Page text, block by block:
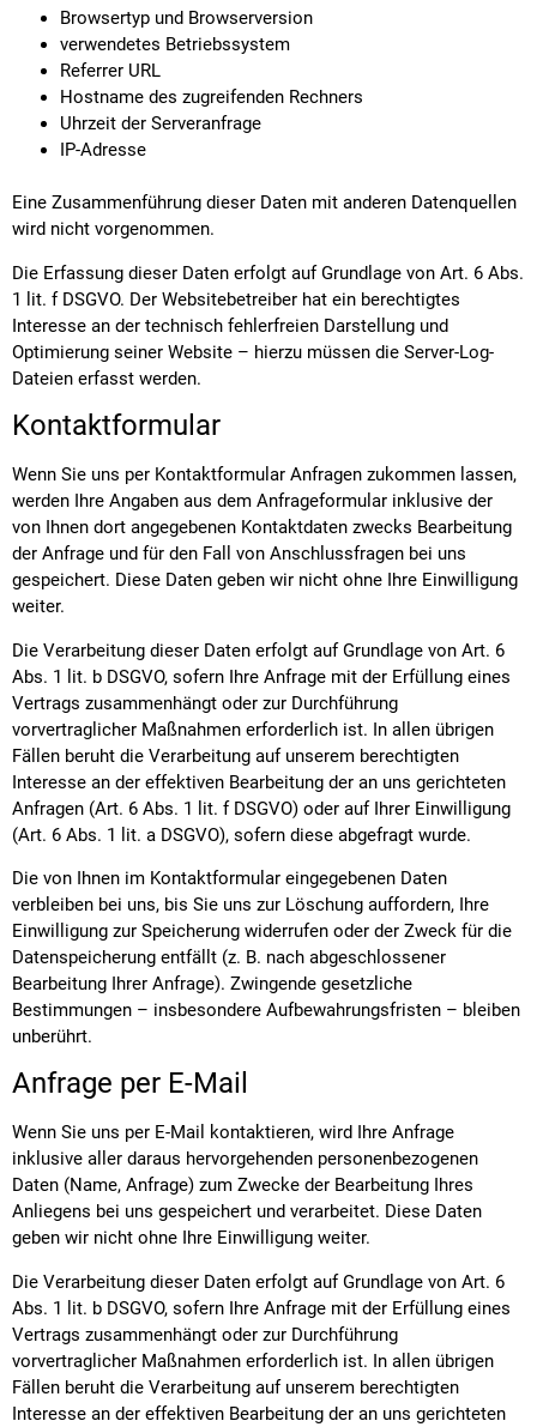
Browsertyp und Browserversion
verwendetes Betriebssystem
Referrer URL
Hostname des zugreifenden Rechners
Uhrzeit der Serveranfrage
IP-Adresse
Eine Zusammenführung dieser Daten mit anderen Datenquellen
wird nicht vorgenommen.
Die Erfassung dieser Daten erfolgt auf Grundlage von Art. 6 Abs.
1 lit. f DSGVO. Der Websitebetreiber hat ein berechtigtes
Interesse an der technisch fehlerfreien Darstellung und
Optimierung seiner Website – hierzu müssen die Server-Log-
Dateien erfasst werden.
Kontaktformular
Wenn Sie uns per Kontaktformular Anfragen zukommen lassen,
werden Ihre Angaben aus dem Anfrageformular inklusive der
von Ihnen dort angegebenen Kontaktdaten zwecks Bearbeitung
der Anfrage und für den Fall von Anschlussfragen bei uns
gespeichert. Diese Daten geben wir nicht ohne Ihre Einwilligung
weiter.
Die Verarbeitung dieser Daten erfolgt auf Grundlage von Art. 6
Abs. 1 lit. b DSGVO, sofern Ihre Anfrage mit der Erfüllung eines
Vertrags zusammenhängt oder zur Durchführung
vorvertraglicher Maßnahmen erforderlich ist. In allen übrigen
Fällen beruht die Verarbeitung auf unserem berechtigten
Interesse an der effektiven Bearbeitung der an uns gerichteten
Anfragen (Art. 6 Abs. 1 lit. f DSGVO) oder auf Ihrer Einwilligung
(Art. 6 Abs. 1 lit. a DSGVO), sofern diese abgefragt wurde.
Die von Ihnen im Kontaktformular eingegebenen Daten
verbleiben bei uns, bis Sie uns zur Löschung auffordern, Ihre
Einwilligung zur Speicherung widerrufen oder der Zweck für die
Datenspeicherung entfällt (z. B. nach abgeschlossener
Bearbeitung Ihrer Anfrage). Zwingende gesetzliche
Bestimmungen – insbesondere Aufbewahrungsfristen – bleiben
unberührt.
Anfrage per E-Mail
Wenn Sie uns per E-Mail kontaktieren, wird Ihre Anfrage
inklusive aller daraus hervorgehenden personenbezogenen
Daten (Name, Anfrage) zum Zwecke der Bearbeitung Ihres
Anliegens bei uns gespeichert und verarbeitet. Diese Daten
geben wir nicht ohne Ihre Einwilligung weiter.
Die Verarbeitung dieser Daten erfolgt auf Grundlage von Art. 6
Abs. 1 lit. b DSGVO, sofern Ihre Anfrage mit der Erfüllung eines
Vertrags zusammenhängt oder zur Durchführung
vorvertraglicher Maßnahmen erforderlich ist. In allen übrigen
Fällen beruht die Verarbeitung auf unserem berechtigten
Interesse an der effektiven Bearbeitung der an uns gerichteten